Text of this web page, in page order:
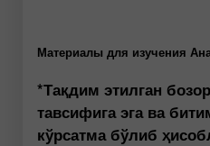
Материалы для изучения
*Тақдим этилган
тавсифига эга ва
кўрсатма бўлиб